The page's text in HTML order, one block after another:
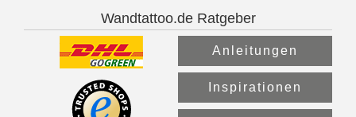
Wandtattoo.de Ratgeber
Anleitungen
Inspirationen